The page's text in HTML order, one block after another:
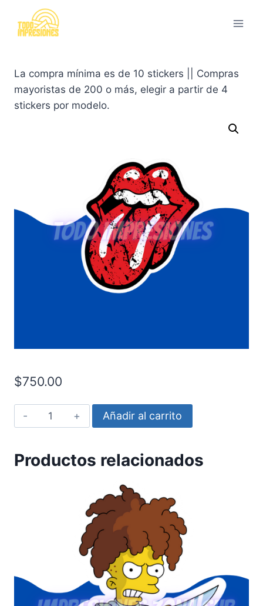
contenido
La compra mínima es de 10 stickers || Compras
mayoristas de 200 o más, elegir a partir de 4
stickers por modelo.
$750.00
Rolling
stones
Lengua
Añadir al carrito
Productos relacionados